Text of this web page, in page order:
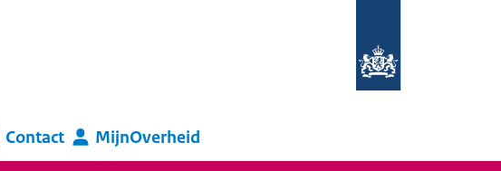
homepage
Contact MijnOverheid